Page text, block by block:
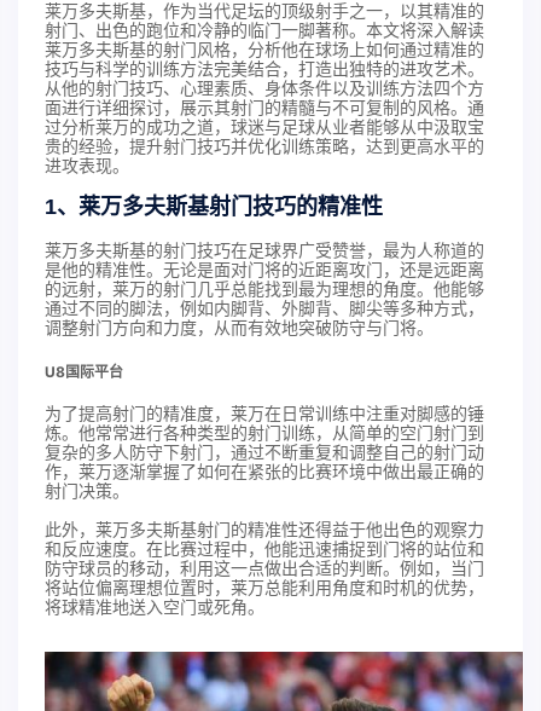
莱万多夫斯基，作为当代足坛的顶级射手之一，以其精准的
射门、出色的跑位和冷静的临门一脚著称。本文将深入解读
莱万多夫斯基的射门风格，分析他在球场上如何通过精准的
技巧与科学的训练方法完美结合，打造出独特的进攻艺术。
从他的射门技巧、心理素质、身体条件以及训练方法四个方
面进行详细探讨，展示其射门的精髓与不可复制的风格。通
过分析莱万的成功之道，球迷与足球从业者能够从中汲取宝
贵的经验，提升射门技巧并优化训练策略，达到更高水平的
进攻表现。
1、莱万多夫斯基射门技巧的精准性
莱万多夫斯基的射门技巧在足球界广受赞誉，最为人称道的
是他的精准性。无论是面对门将的近距离攻门，还是远距离
的远射，莱万的射门几乎总能找到最为理想的角度。他能够
通过不同的脚法，例如内脚背、外脚背、脚尖等多种方式，
调整射门方向和力度，从而有效地突破防守与门将。
U8国际平台
为了提高射门的精准度，莱万在日常训练中注重对脚感的锤
炼。他常常进行各种类型的射门训练，从简单的空门射门到
复杂的多人防守下射门，通过不断重复和调整自己的射门动
作，莱万逐渐掌握了如何在紧张的比赛环境中做出最正确的
射门决策。
此外，莱万多夫斯基射门的精准性还得益于他出色的观察力
和反应速度。在比赛过程中，他能迅速捕捉到门将的站位和
防守球员的移动，利用这一点做出合适的判断。例如，当门
将站位偏离理想位置时，莱万总能利用角度和时机的优势，
将球精准地送入空门或死角。